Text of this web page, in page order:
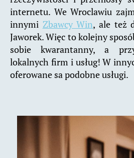
internetu. We Wroclawiu
innymi Zbawcy Win, ale też
Jaworek. Więc to kolejny
sobie kwarantanny, a
lokalnych firm i usług! W
oferowane sa podobne usługi.